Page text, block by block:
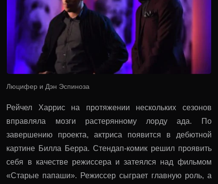
Люцифер и Дэн Эспиноза
Рейчел Харрис на протяжении нескольких сезонов
вправляла мозги растерянному лорду ада. По
завершению проекта, актриса появится в дебютной
картине Билла Берра. Стендап-комик решил проявить
себя в качестве режиссера и затеялся над фильмом
«Старые папаши». Режиссер сыграет главную роль, а